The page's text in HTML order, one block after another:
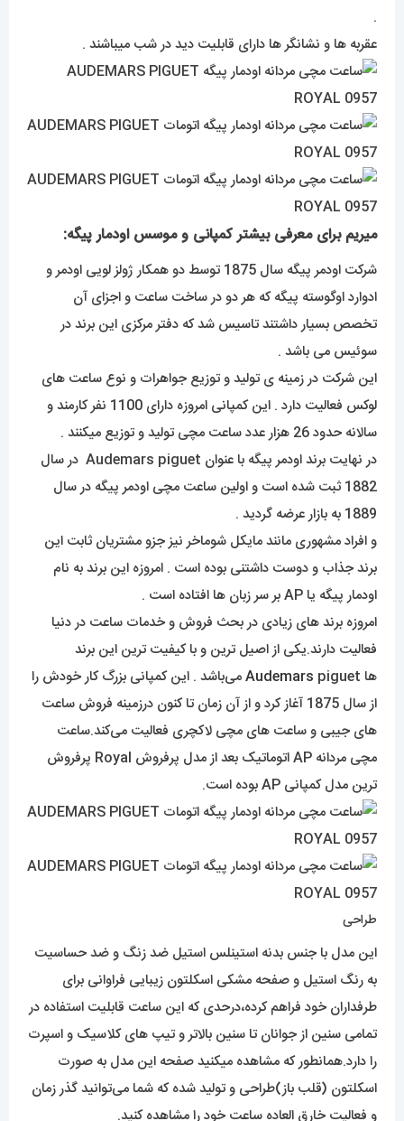
.
عقربه ها و نشانگر ها دارای قابلیت دید در شب میباشند .
میریم برای معرفی بیشتر کمپانی و موسس اودمار پیگه:
شرکت اودمر پیگه سال 1875 توسط دو همکار ژولز لویی اودمر و
ادوارد اوگوسته پیگه که هر دو در ساخت ساعت و اجزای آن
تخصص بسیار داشتند تاسیس شد که دفتر مرکزی این برند در
سوئیس می باشد .
این شرکت در زمینه ی تولید و توزیع جواهرات و نوع ساعت های
لوکس فعالیت دارد . این کمپانی امروزه دارای 1100 نفر کارمند و
سالانه حدود 26 هزار عدد ساعت مچی تولید و توزیع میکنند .
در نهایت برند اودمر پیگه با عنوان Audemars piguet در سال
1882 ثبت شده است و اولین ساعت مچی اودمر پیگه در سال
1889 به بازار عرضه گردید .
و افراد مشهوری مانند مایکل شوماخر نیز جزو مشتریان ثابت این
برند جذاب و دوست داشتنی بوده است . امروزه این برند به نام
اودمار پیگه یا AP بر سر زبان ها افتاده است .
امروزه برند های زیادی در بحث فروش و خدمات ساعت در دنیا
فعالیت دارند.یکی از اصیل ترین و با کیفیت ترین این برند
ها
Audemarspiguet می‌باشد . این کمپانی بزرگ کار خودش را
از سال 1875 آغاز کرد و از آن زمان تا کنون درزمینه فروش ساعت
های جیبی و ساعت های مچی لاکچری فعالیت می‌کند.ساعت
مچی مردانه AP اتوماتیک بعد از مدل پرفروش Royal پرفروش
ترین مدل کمپانی AP بوده است.
طراحی
این مدل با جنس بدنه استینلس استیل ضد زنگ و ضد حساسیت
به رنگ استیل و صفحه مشکی اسکلتون زیبایی فراوانی برای
طرفداران خود فراهم کرده،درحدی که این ساعت قابلیت استفاده در
تمامی سنین از جوانان تا سنین بالاتر و تیپ های کلاسیک و اسپرت
را دارد.همانطور که مشاهده میکنید صفحه این مدل به صورت
اسکلتون (قلب باز)طراحی و تولید شده که شما می‌توانید گذر زمان
و فعالیت خارق العاده ساعت خود را مشاهده کنید.